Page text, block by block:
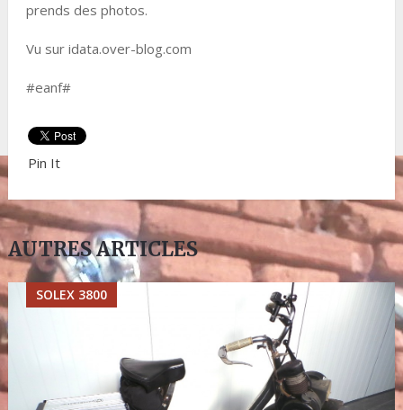
prends des photos.
Vu sur idata.over-blog.com
#eanf#
Pin It
AUTRES ARTICLES
SOLEX 3800